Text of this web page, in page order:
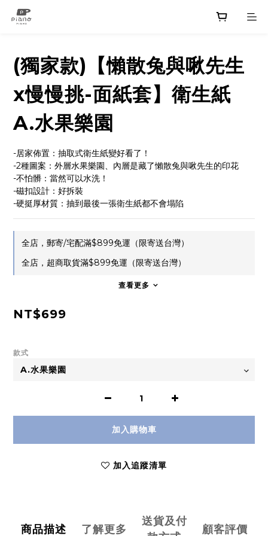
(獨家款)【懶散兔與啾先生
x慢慢挑-面紙套】衛生紙
A.水果樂園
-居家佈置：抽取式衛生紙變好看了！
-2種圖案：外層水果樂園、內層是藏了懶散兔與啾先生的印花
-不怕髒：當然可以水洗！
-磁扣設計：好拆裝
-硬挺厚材質：抽到最後一張衛生紙都不會塌陷
全店，郵寄/宅配滿$899免運（限寄送台灣）
全店，超商取貨滿$899免運（限寄送台灣）
查看更多
NT$699
款式
加入購物車
加入追蹤清單
商品描述 了解更多
送貨及付
顧客評價